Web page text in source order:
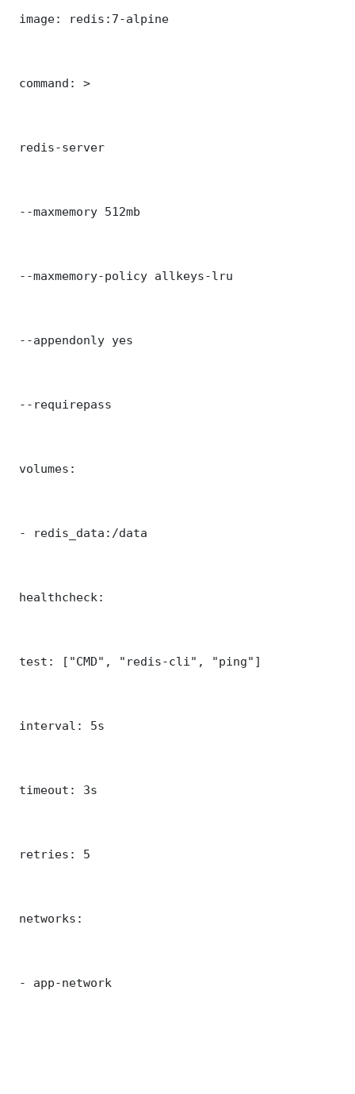
image: redis:7-alpine
command: >
redis-server
--maxmemory 512mb
--maxmemory-policy allkeys-lru
--appendonly yes
--requirepass
volumes:
- redis_data:/data
healthcheck:
test: ["CMD", "redis-cli", "ping"]
interval: 5s
timeout: 3s
retries: 5
networks:
- app-network